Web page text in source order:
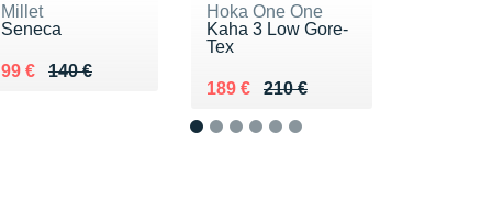
Millet
Seneca
140 €
Au lieu de 140 €
99 €
Vendu 99 €
Hoka One One
Kaha 3 Low Gore-
Tex
210 €
Au lieu de 210 €
189 €
Vendu 189 €